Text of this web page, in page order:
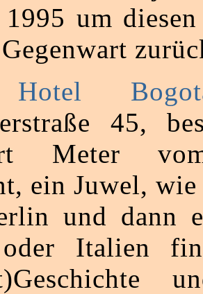
1995 um
Hotel
45,
Meter
ein Juwel,
und dann
Italien